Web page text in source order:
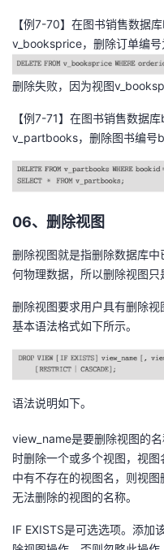
【例7-70】在图书销售数据
v_booksprice，删除订单编号
删除失败，因为视图
【例7-71】在图书销售数据
v_partbooks，删除图书编号
06、删除视图
删除视图就是指删除数据库
何物理数据，所以删除视图只
删除视图要求用户具有删除
基本语法格式如下所示。
语法说明如下。
view_name是要删除视图的
时删除一个或多个视图，视
中有不存在的视图名，则视
无法删除的视图的名称。
IF EXISTS是可选选项。添加